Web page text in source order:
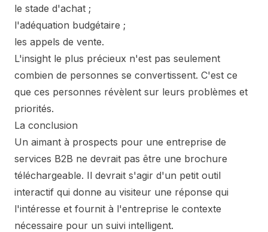
le stade d'achat ;
l'adéquation budgétaire ;
les appels de vente.
L'insight le plus précieux n'est pas seulement
combien de personnes se convertissent. C'est ce
que ces personnes révèlent sur leurs problèmes et
priorités.
La conclusion
Un aimant à prospects pour une entreprise de
services B2B ne devrait pas être une brochure
téléchargeable. Il devrait s'agir d'un petit outil
interactif qui donne au visiteur une réponse qui
l'intéresse et fournit à l'entreprise le contexte
nécessaire pour un suivi intelligent.